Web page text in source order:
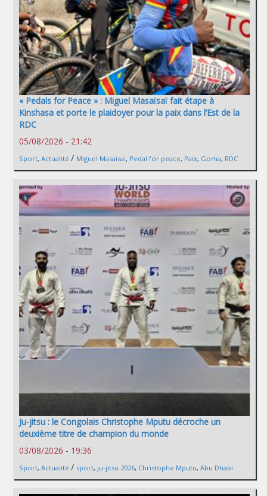
« Pedals for Peace » : Miguel Masaïsaï fait étape à
Kinshasa et porte le plaidoyer pour la paix dans l’Est de la
RDC
05/08/2026 - 21:42
Sport, Actualité / Miguel Masaisai, Pedal for peace, Paix, Goma, RDC
Ju-jitsu : le Congolais Christophe Mputu décroche un
deuxième titre de champion du monde
03/08/2026 - 19:36
Sport, Actualité / sport, ju-jitsu 2026, Christophe Mputu, Abu Dhabi